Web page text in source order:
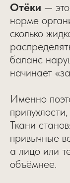
Отёки —
норме
сколько
баланс
начинает
Именно
Ткани
привычные
а лицо или
объёмнее.